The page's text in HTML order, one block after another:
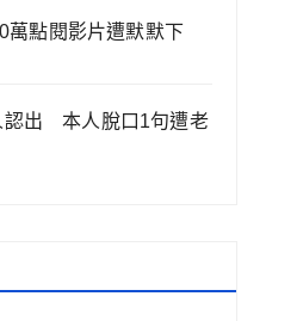
萬點閱影片遭默默下
認出 本人脫口1句遭老